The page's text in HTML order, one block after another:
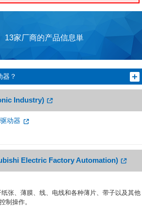
家厂商的产品信息単
器？
Industry)
动器
Electric Factory Automation)
张、薄膜、线、电线和各种薄片、带子以及其他
制操作。